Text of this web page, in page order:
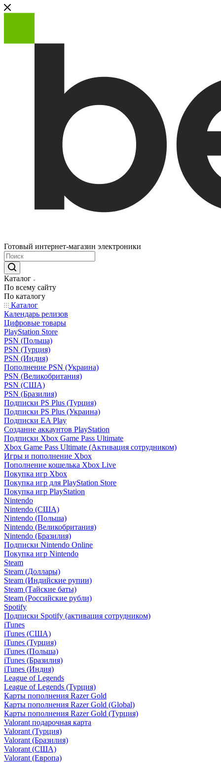
Готовый интернет-магазин электроники
Каталог
По всему сайту
По каталогу
Каталог
Календарь релизов
Цифровые товары
PlayStation Store
PSN (Польша)
PSN (Турция)
PSN (Индия)
Пополнение PSN (Украина)
PSN (Великобритания)
PSN (США)
PSN (Бразилия)
Подписки PS Plus (Турция)
Подписки PS Plus (Украина)
Подписки EA Play
Создание аккаунтов PlayStation
Подписки Xbox Game Pass Ultimate
Xbox Game Pass Ultimate (Активация сотрудником)
Игры и пополнение Xbox
Пополнение кошелька Xbox Live
Покупка игр Xbox
Покупка игр для PlayStation Store
Покупка игр PlayStation
Nintendo
Nintendo (США)
Nintendo (Польша)
Nintendo (Великобритания)
Nintendo (Бразилия)
Подписки Nintendo Online
Покупка игр Nintendo
Steam
Steam (Доллары)
Steam (Индийские рупии)
Steam (Тайские баты)
Steam (Российские рубли)
Spotify
Подписки Spotify (активация сотрудником)
iTunes
iTunes (США)
iTunes (Турция)
iTunes (Польша)
iTunes (Бразилия)
iTunes (Индия)
League of Legends
League of Legends (Турция)
Карты пополнения Razer Gold
Карты пополнения Razer Gold (Global)
Карты пополнения Razer Gold (Турция)
Valorant подарочная карта
Valorant (Турция)
Valorant (Бразилия)
Valorant (США)
Valorant (Европа)